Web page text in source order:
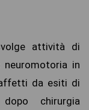
attività di
in
da esiti di
chirurgia